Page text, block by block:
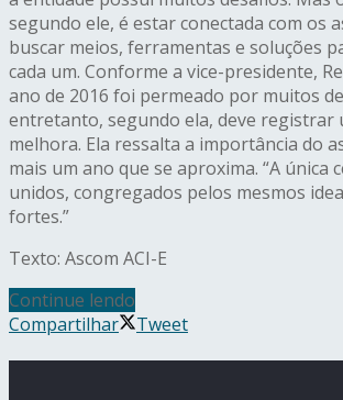
segundo ele, é estar conectada com os
buscar meios, ferramentas e soluções
cada um. Conforme a vice-presidente,
ano de 2016 foi permeado por muitos
entretanto, segundo ela, deve registrar
melhora. Ela ressalta a importância do
mais um ano que se aproxima. “A única
unidos, congregados pelos mesmos
fortes.”
Texto: Ascom ACI-E
Continue lendo
Compartilhar
Tweet